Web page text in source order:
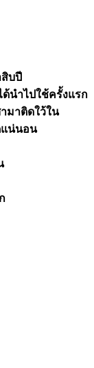
บปี
ด้นำไปใช้ครั้งแรก
มาติดใว้ใน
แน่นอน